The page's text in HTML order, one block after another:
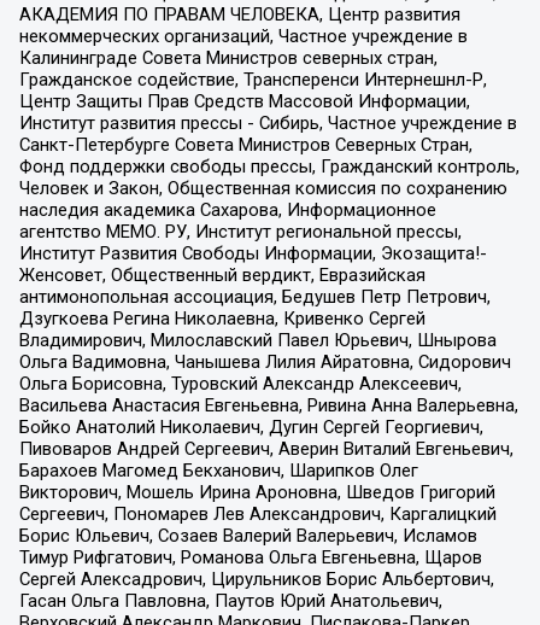
АКАДЕМИЯ ПО ПРАВАМ ЧЕЛОВЕКА, Центр развития
некоммерческих организаций, Частное учреждение в
Калининграде Совета Министров северных стран,
Гражданское содействие, Трансперенси Интернешнл-Р,
Центр Защиты Прав Средств Массовой Информации,
Институт развития прессы - Сибирь, Частное учреждение в
Санкт-Петербурге Совета Министров Северных Стран,
Фонд поддержки свободы прессы, Гражданский контроль,
Человек и Закон, Общественная комиссия по сохранению
наследия академика Сахарова, Информационное
агентство МЕМО. РУ, Институт региональной прессы,
Институт Развития Свободы Информации, Экозащита!-
Женсовет, Общественный вердикт, Евразийская
антимонопольная ассоциация, Бедушев Петр Петрович,
Дзугкоева Регина Николаевна, Кривенко Сергей
Владимирович, Милославский Павел Юрьевич, Шнырова
Ольга Вадимовна, Чанышева Лилия Айратовна, Сидорович
Ольга Борисовна, Туровский Александр Алексеевич,
Васильева Анастасия Евгеньевна, Ривина Анна Валерьевна,
Бойко Анатолий Николаевич, Дугин Сергей Георгиевич,
Пивоваров Андрей Сергеевич, Аверин Виталий Евгеньевич,
Барахоев Магомед Бекханович, Шарипков Олег
Викторович, Мошель Ирина Ароновна, Шведов Григорий
Сергеевич, Пономарев Лев Александрович, Каргалицкий
Борис Юльевич, Созаев Валерий Валерьевич, Исламов
Тимур Рифгатович, Романова Ольга Евгеньевна, Щаров
Сергей Алексадрович, Цирульников Борис Альбертович,
Гасан Ольга Павловна, Паутов Юрий Анатольевич,